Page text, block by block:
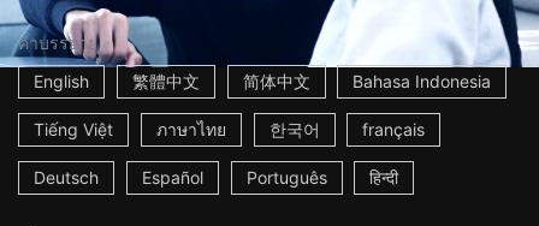
คำบรรยาย
English
繁體中文 简体中文 Bahasa Indonesia
Tiếng Việt ภาษาไทย 한국어 français
Deutsch Español Português हिन्दी